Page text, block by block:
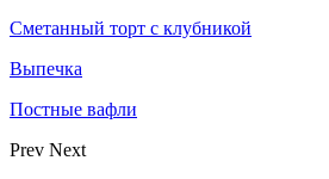
Сметанный торт с клубникой
Выпечка
Постные вафли
Prev Next